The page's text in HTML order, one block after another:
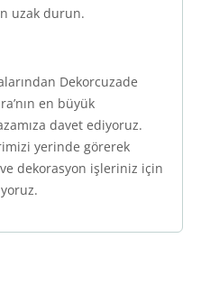
uzak durun.
Dekorcuzade
en büyük
davet ediyoruz.
yerinde görerek
dekorasyon işleriniz için